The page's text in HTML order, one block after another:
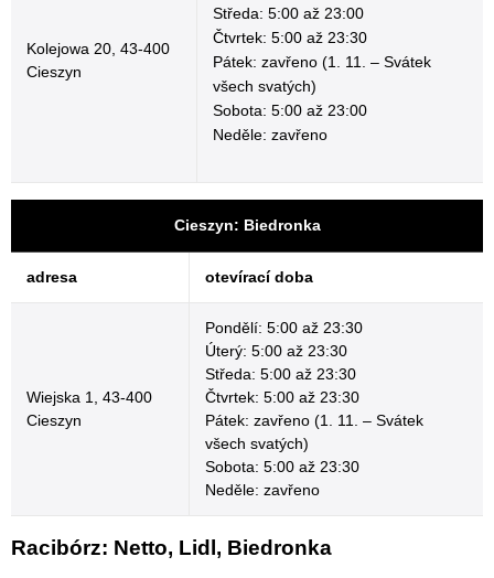
Kolejowa 20, 43-400
Cieszyn
Středa: 5:00 až 23:00
Čtvrtek: 5:00 až 23:30
Pátek: zavřeno (1. 11. – Svátek
všech svatých)
Sobota: 5:00 až 23:00
Neděle: zavřeno
Cieszyn: Biedronka
adresa otevírací doba
Wiejska 1, 43-400
Cieszyn
Pondělí: 5:00 až 23:30
Úterý: 5:00 až 23:30
Středa: 5:00 až 23:30
Čtvrtek: 5:00 až 23:30
Pátek: zavřeno (1. 11. – Svátek
všech svatých)
Sobota: 5:00 až 23:30
Neděle: zavřeno
Racibórz: Netto, Lidl, Biedronka